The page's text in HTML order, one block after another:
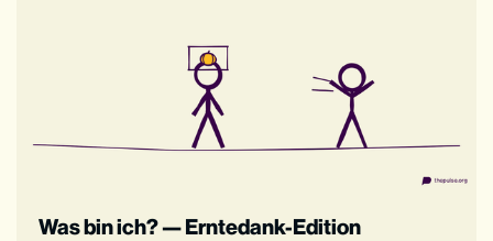
Was bin ich? — Erntedank-Edition